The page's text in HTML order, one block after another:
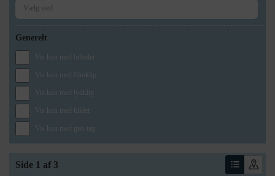
Generelt
Vis kun med billeder
Vis kun med filmklip
Vis kun med lydklip
Vis kun med kilder
Vis kun med geo-tag
Side 1 af 3